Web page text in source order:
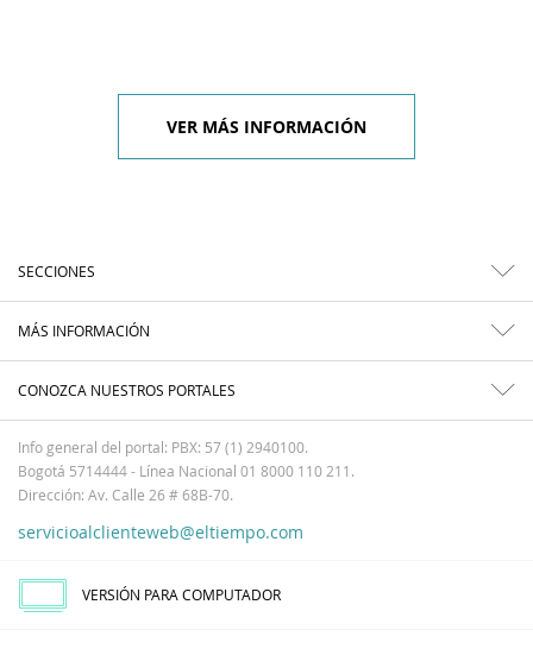
VER MÁS INFORMACIÓN
SECCIONES
MÁS INFORMACIÓN
CONOZCA NUESTROS PORTALES
Info general del portal: PBX: 57 (1) 2940100.
Bogotá 5714444 - Línea Nacional 01 8000 110 211.
Dirección: Av. Calle 26 # 68B-70.
servicioalclienteweb@eltiempo.com
VERSIÓN PARA COMPUTADOR